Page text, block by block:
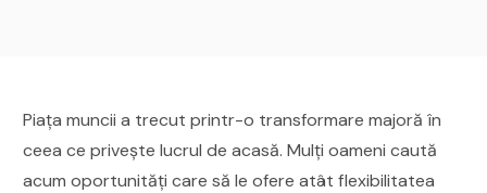
Piața muncii a trecut printr-o transformare majoră în
ceea ce privește lucrul de acasă. Mulți oameni caută
acum oportunități care să le ofere atât flexibilitatea